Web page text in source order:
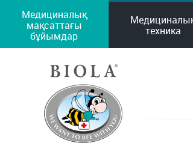
Медициналық
мақсаттағы
бұйымдар
техника